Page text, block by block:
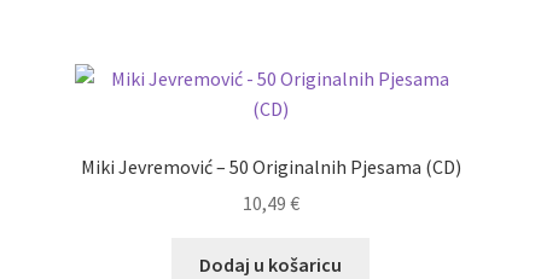
Miki Jevremović – 50 Originalnih Pjesama (CD)
10,49 €
Dodaj u košaricu